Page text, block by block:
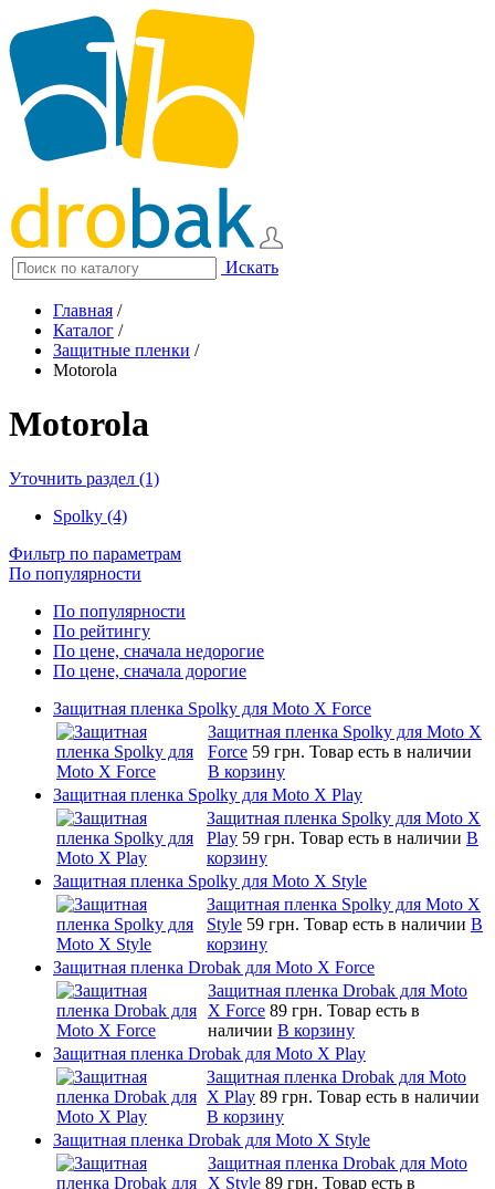
Искать
Главная /
Каталог /
Защитные пленки /
Motorola
Motorola
Уточнить раздел (1)
Spolky (4)
Фильтр по параметрам
По популярности
По популярности
По рейтингу
По цене, сначала недорогие
По цене, сначала дорогие
Защитная пленка Spolky для Moto X Force
Защитная пленка Spolky для Moto X
Force 59 грн. Товар есть в наличии
В корзину
Защитная пленка Spolky для Moto X Play
Защитная пленка Spolky для Moto X
Play 59 грн. Товар есть в наличии В
корзину
Защитная пленка Spolky для Moto X Style
Защитная пленка Spolky для Moto X
Style 59 грн. Товар есть в наличии В
корзину
Защитная пленка Drobak для Moto X Force
Защитная пленка Drobak для Moto
X Force 89 грн. Товар есть в
наличии В корзину
Защитная пленка Drobak для Moto X Play
Защитная пленка Drobak для Moto
X Play 89 грн. Товар есть в наличии
В корзину
Защитная пленка Drobak для Moto X Style
Защитная пленка Drobak для Moto
X Style 89 грн. Товар есть в